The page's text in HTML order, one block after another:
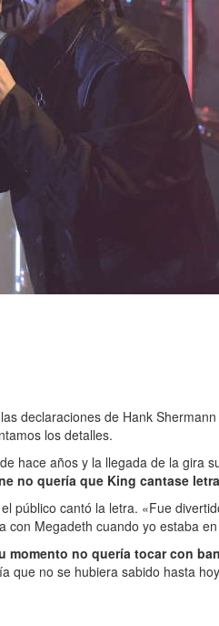
declaraciones de Hank
los detalles.
hace años y la llegada de la
no quería que King cantase
público cantó la letra. «Fue
Megadeth cuando yo estaba
momento no quería tocar con
que no se hubiera sabido hasta